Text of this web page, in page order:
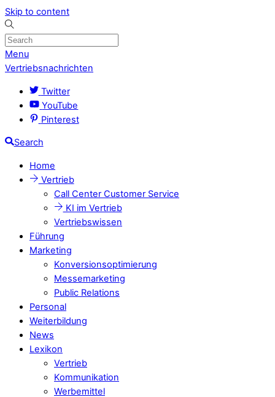
Skip to content
Menu
Vertriebsnachrichten
Twitter
YouTube
Pinterest
Search
Home
Vertrieb
Call Center Customer Service
KI im Vertrieb
Vertriebswissen
Führung
Marketing
Konversionsoptimierung
Messemarketing
Public Relations
Personal
Weiterbildung
News
Lexikon
Vertrieb
Kommunikation
Werbemittel